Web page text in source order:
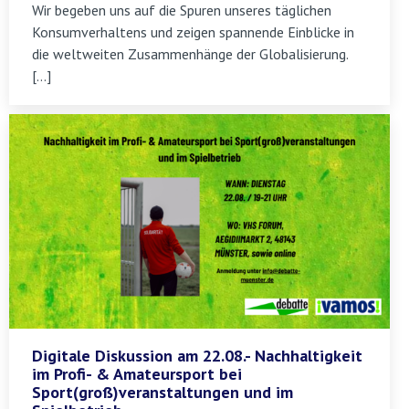
Wir begeben uns auf die Spuren unseres täglichen
Konsumverhaltens und zeigen spannende Einblicke in
die weltweiten Zusammenhänge der Globalisierung.
[…]
Digitale Diskussion am 22.08.- Nachhaltigkeit
im Profi- & Amateursport bei
Sport(groß)veranstaltungen und im